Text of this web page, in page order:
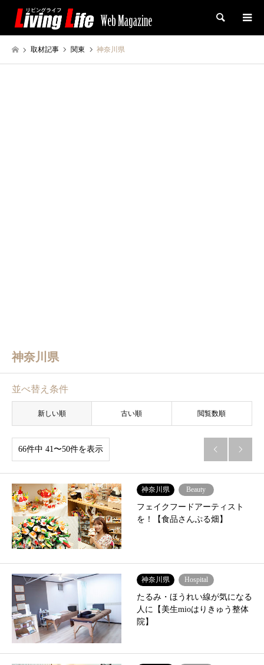
検索
取材記事 関東 神奈川県
神奈川県
並べ替え条件
新しい順 古い順 閲覧数順
66件中 41〜50件を表示  
神奈川県 Beauty
フェイクフードアーティスト
を！【食品さんぷる畑】
神奈川県 Hospital
たるみ・ほうれい線が気になる
人に【美生mioはりきゅう整体
院】